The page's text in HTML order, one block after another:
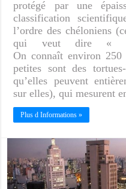
protégé par une
classification
l’ordre des chéloniens
qui veut dire «
On connaît environ 250
petites sont des
qu’elles peuvent
sur elles), qui mesurent
Plus d Informations »